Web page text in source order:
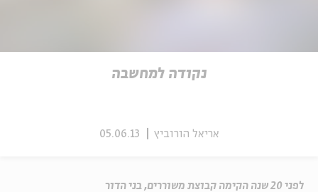
נקודה למחשבה
אריאל הורוביץ 05.06.13
לפני 20 שנה הקימה קבוצת משוררים, בני הדור